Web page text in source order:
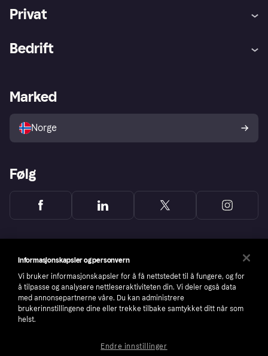
Privat
Utforsk butikker
Bedrift
Merchant portal
Marked
Norge
Følg
Informasjonskapsler og personvern
Vi bruker informasjonskapsler for å få nettstedet til å fungere, og for
å tilpasse og analysere nettleseraktiviteten din. Vi deler også data
med annonsepartnerne våre. Du kan administrere
brukerinnstillingene dine eller trekke tilbake samtykket ditt når som
helst.
Endre innstillinger